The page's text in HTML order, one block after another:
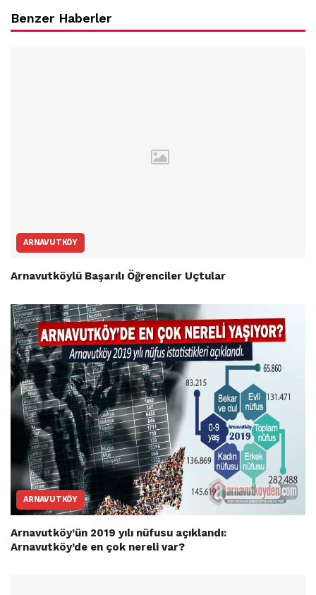
Benzer Haberler
ARNAVUTKÖY
Arnavutköylü Başarılı Öğrenciler Uçtular
ARNAVUTKÖY
Arnavutköy’ün 2019 yılı nüfusu açıklandı:
Arnavutköy’de en çok nereli var?